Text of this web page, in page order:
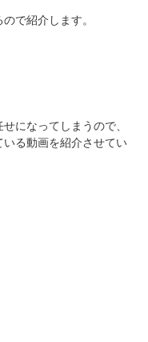
で紹介します。
になってしまうので、
いる動画を紹介させてい